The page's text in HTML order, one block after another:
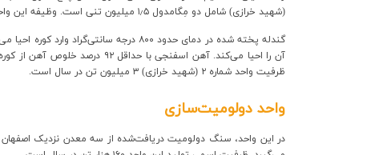
(شهید خرازی) شامل دو مِگامدول ۱٫ ۵ میلیون تنی است. وظیفه این واحدها تبدیل گندله اکسیدی به آهن اسفنجی با حداقل غلظت آهن ۹۲ درصد (متالیزاسیون) و کربن ۱
گندله پخته شده در دمای حدود ۸۰۰ درجه سانتی‌گراد وارد کوره احیا می‌شود و گاز احیاکننده با دمای حدود ۹۰۰ درجه سانتی‌گراد که از شکست گاز متان در گازشکن‌ها به دست می‌آید (حاوی
آن را احیا می‌کند. آهن اسفنجی با حداقل ۹۲ درصد خلوص آهن از کوره خارج و در سیلوهای مخصوص ذخیره و بر اساس نیاز به ناحیه فولادسازی ارسال می‌شود. ظرفیت تولید واحد احیای مستقیم شماره 1، ۵
ظرفیت واحد شماره ۲ (شهید خرازی) ۳ میلیون تن در سال است.
واحد دولومیت‌سازی